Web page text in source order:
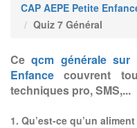
CAP AEPE Petite
Quiz 7 Général
Ceqcm générale sur
Enfance couvrent
techniques pro, SMS,...
1. Qu’est-ce qu’un